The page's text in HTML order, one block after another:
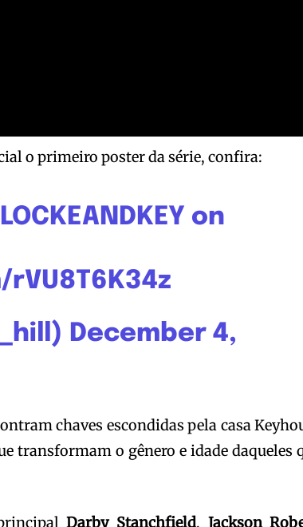
o primeiro poster da série, confira:
on
December 4,
chaves escondidas pela casa
transformam o gênero e idade daqueles
Darby Stanchfield, Jackson